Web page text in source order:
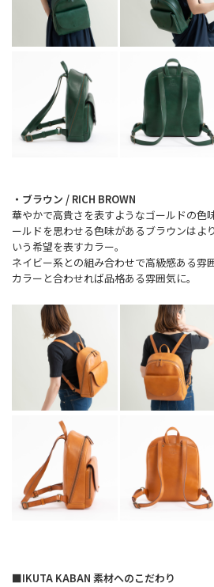
・ブラウン / RICH BROWN
華やかで高貴さを表すようなゴールドの色
ールドを思わせる色味があるブラウンはよ
いう希望を表すカラー。
ネイビー系との組み合わせで高級感ある雰
カラーと合わせれば品格ある雰囲気に。
■IKUTA KABAN 素材へのこだわり